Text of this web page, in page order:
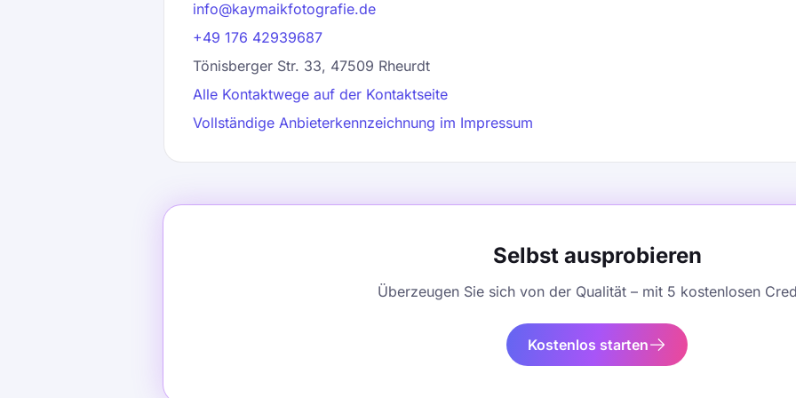
info@kaymaikfotografie.de
+49 176 42939687
Tönisberger Str. 33, 47509 Rheurdt
Alle Kontaktwege auf der Kontaktseite
Vollständige Anbieterkennzeichnung im Impressum
Selbst ausprobieren
Überzeugen Sie sich von der Qualität – mit 5 kostenlosen
Kostenlos starten